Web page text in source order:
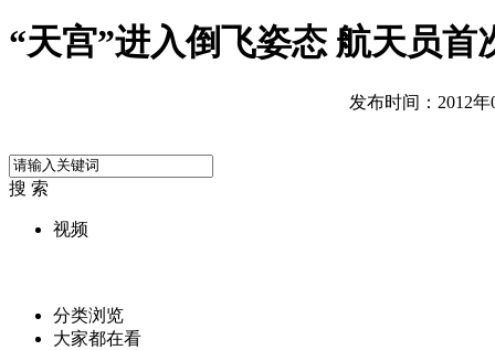
“天宫”进入倒飞姿态 航天员首
发布时间：2012年
搜 索
视频
分类浏览
大家都在看